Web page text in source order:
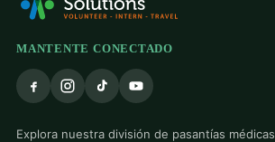
MANTENTE CONECTADO
Explora nuestra división de pasantías médicas